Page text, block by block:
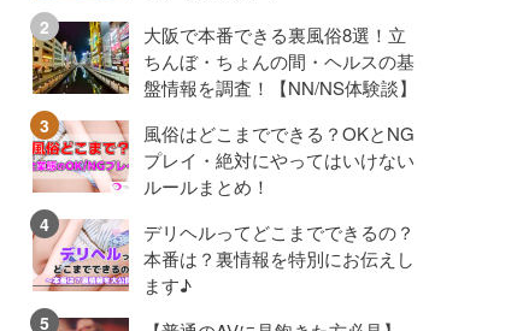
大阪で本番できる裏風俗8選！立
ちんぼ・ちょんの間・ヘルスの基
盤情報を調査！【NN/NS体験談】
風俗はどこまでできる？OKとNG
プレイ・絶対にやってはいけない
ルールまとめ！
デリヘルってどこまでできるの？
本番は？裏情報を特別にお伝えし
ます♪